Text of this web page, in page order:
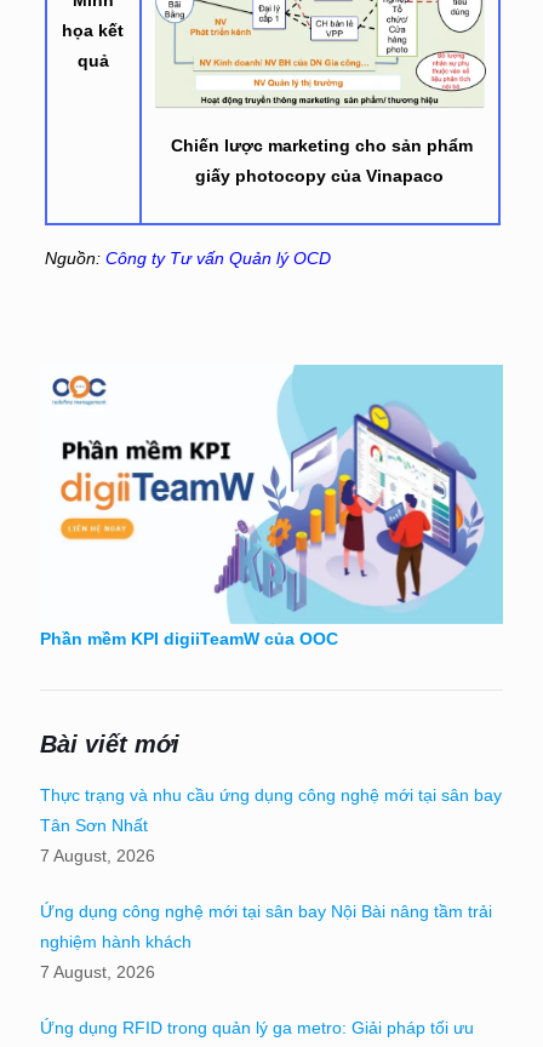
họa kết
quả
Chiến lược marketing cho sản phẩm
giấy photocopy của Vinapaco
Nguồn: Công ty Tư vấn Quản lý OCD
Phần mềm KPI digiiTeamW của OOC
Bài viết mới
Thực trạng và nhu cầu ứng dụng công nghệ mới tại sân bay
Tân Sơn Nhất
7 August, 2026
Ứng dụng công nghệ mới tại sân bay Nội Bài nâng tầm trải
nghiệm hành khách
7 August, 2026
Ứng dụng RFID trong quản lý ga metro: Giải pháp tối ưu